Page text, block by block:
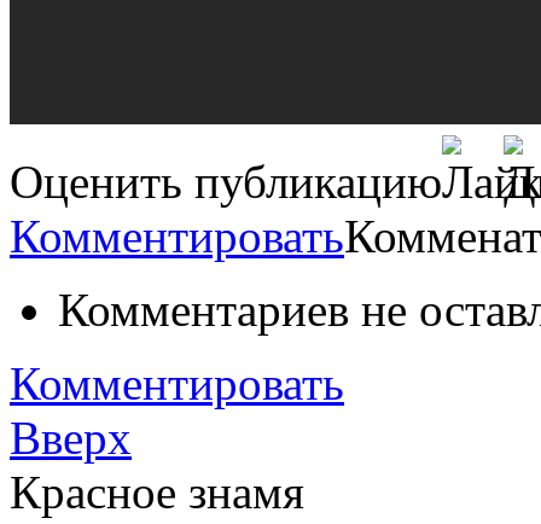
Оценить публикацию
Комментировать
Комментариев не
Комментировать
Вверх
Красное знамя